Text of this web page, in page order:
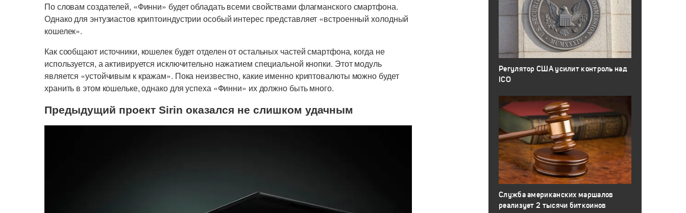
По словам создателей, «Финни» будет обладать всеми свойствами флагманского смартфона.
Однако для энтузиастов криптоиндустрии особый интерес представляет «встроенный холодный
кошелек».
Как сообщают источники, кошелек будет отделен от остальных частей смартфона, когда не
используется, а активируется исключительно нажатием специальной кнопки. Этот модуль
является «устойчивым к кражам». Пока неизвестно, какие именно криптовалюты можно будет
хранить в этом кошельке, однако для успеха «Финни» их должно быть много.
Предыдущий проект Sirin оказался не слишком удачным
Регулятор США усилит контроль над
ICO
Служба американских маршалов
реализует 2 тысячи биткоинов